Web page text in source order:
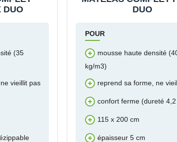
DUO
(35
vieillit pas
DUO
POUR
mousse haute densité
kg/m3)
reprend sa forme, ne
confort ferme (dureté 4,2
115 x 200 cm
épaisseur 5 cm